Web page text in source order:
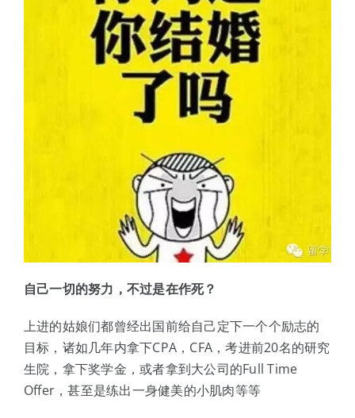
自己一切的努力，不过是在作死？
上进的姑娘们都曾经出国前给自己定下一个个励志的
目标，诸如几年内拿下CPA，CFA，考进前20名的研究
生院，拿下奖学金，或者拿到大公司的Full Time
Offer，甚至是练出一身健美的小肌肉等等